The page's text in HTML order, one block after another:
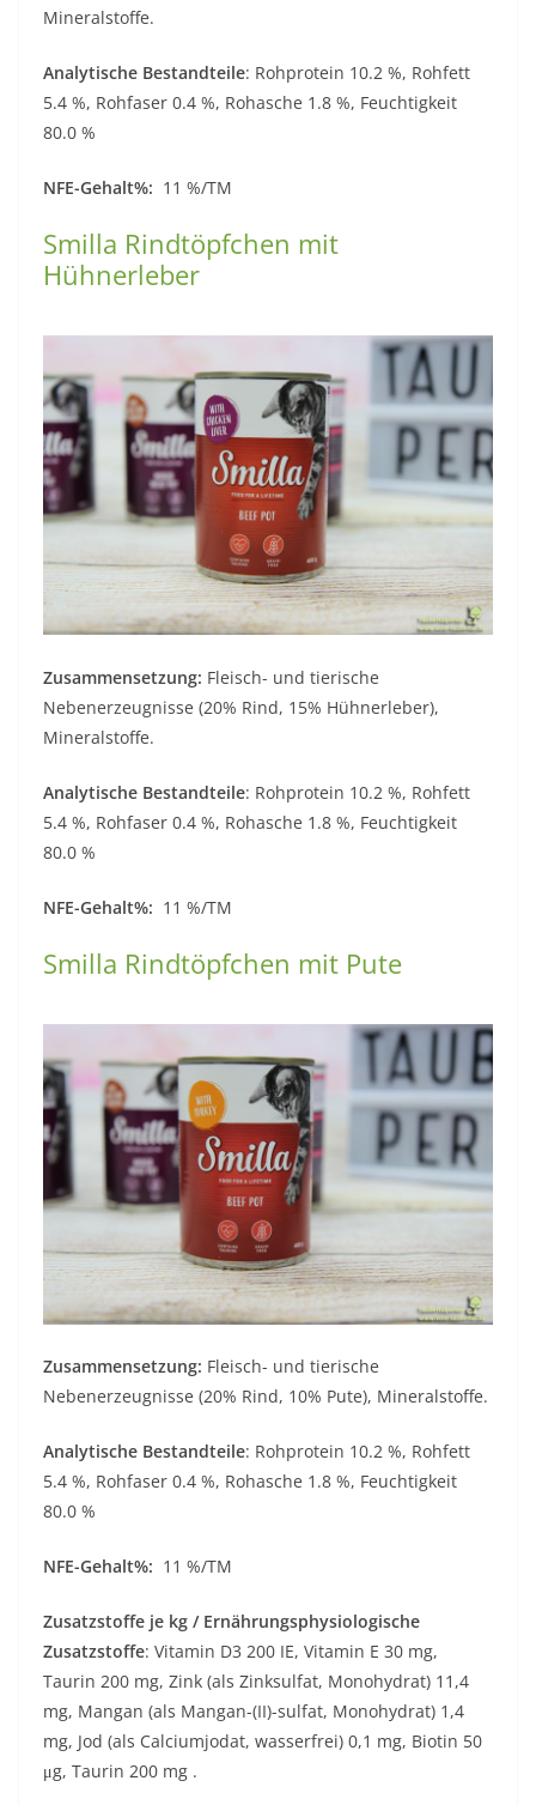
Mineralstoffe.
Analytische Bestandteile: Rohprotein 10.2 %, Rohfett
5.4 %, Rohfaser 0.4 %, Rohasche 1.8 %, Feuchtigkeit
80.0 %
NFE-Gehalt%: 11 %/TM
Smilla Rindtöpfchen mit
Hühnerleber
Zusammensetzung: Fleisch- und tierische
Nebenerzeugnisse (20% Rind, 15% Hühnerleber),
Mineralstoffe.
Analytische Bestandteile: Rohprotein 10.2 %, Rohfett
5.4 %, Rohfaser 0.4 %, Rohasche 1.8 %, Feuchtigkeit
80.0 %
NFE-Gehalt%: 11 %/TM
Smilla Rindtöpfchen mit Pute
Zusammensetzung: Fleisch- und tierische
Nebenerzeugnisse (20% Rind, 10% Pute), Mineralstoffe.
Analytische Bestandteile: Rohprotein 10.2 %, Rohfett
5.4 %, Rohfaser 0.4 %, Rohasche 1.8 %, Feuchtigkeit
80.0 %
NFE-Gehalt%: 11 %/TM
Zusatzstoffe je kg / Ernährungsphysiologische
Zusatzstoffe: Vitamin D3 200 IE, Vitamin E 30 mg,
Taurin 200 mg, Zink (als Zinksulfat, Monohydrat) 11,4
mg, Mangan (als Mangan-(II)-sulfat, Monohydrat) 1,4
mg, Jod (als Calciumjodat, wasserfrei) 0,1 mg, Biotin 50
μg, Taurin 200 mg .